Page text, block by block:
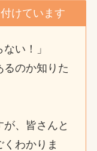
けています
い！」
るのか知りた
、皆さんと
わかりま